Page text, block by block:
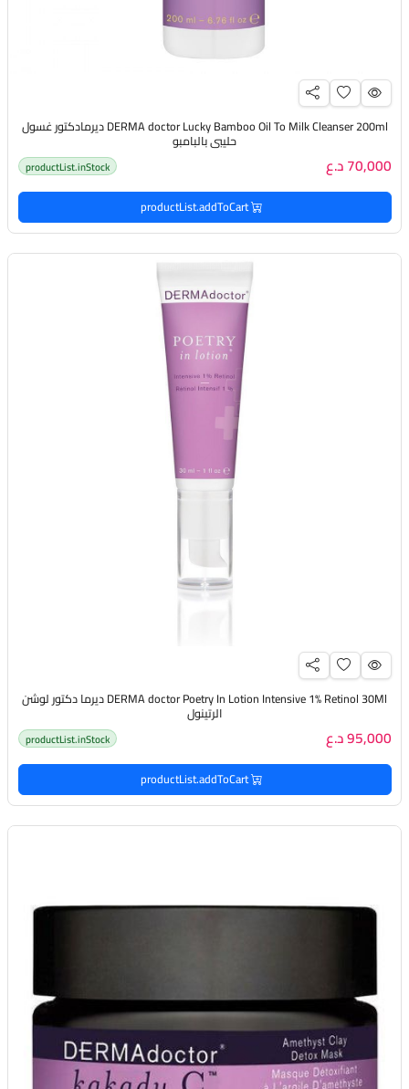
DERMA doctor Lucky Bamboo Oil To Milk Cleanser 200ml ديرمادكتور غسول
حليبي بالبامبو
70,000 د.ع productList.inStock
productList.addToCart
DERMA doctor Poetry In Lotion Intensive 1% Retinol 30Ml ديرما دكتور لوشن
الرتينول
95,000 د.ع productList.inStock
productList.addToCart